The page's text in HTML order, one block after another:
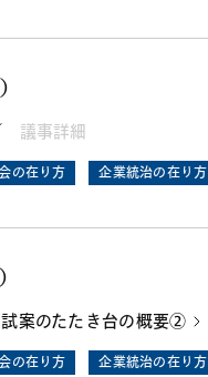
議事詳細
の在り方 企業統治の在り方
案のたたき台の概要②
の在り方 企業統治の在り方